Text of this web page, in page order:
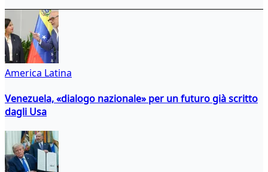
America Latina
Venezuela, «dialogo nazionale» per un futuro già scritto
dagli Usa